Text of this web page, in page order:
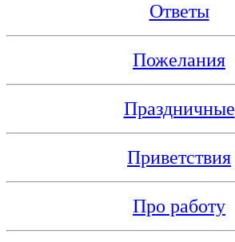
Ответы
Пожелания
Праздничные
Приветствия
Про работу